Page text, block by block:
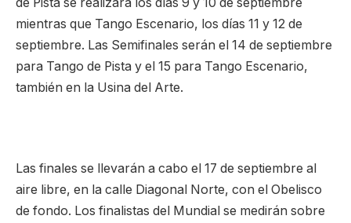
mientras que Tango Escenario, los días 11 y 12 de
septiembre. Las Semifinales serán el 14 de septiembre
para Tango de Pista y el 15 para Tango Escenario,
también en la Usina del Arte.
Las finales se llevarán a cabo el 17 de septiembre al
aire libre, en la calle Diagonal Norte, con el Obelisco
de fondo. Los finalistas del Mundial se medirán sobre